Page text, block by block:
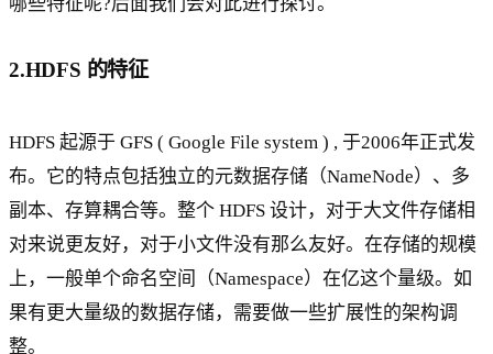
2.HDFS 的特征
HDFS 起源于 GFS ( Google File system ) , 于2006年正式发
布。它的特点包括独立的元数据存储（NameNode）、多
副本、存算耦合等。整个 HDFS 设计，对于大文件存储相
对来说更友好，对于小文件没有那么友好。在存储的规模
上，一般单个命名空间（Namespace）在亿这个量级。如
果有更大量级的数据存储，需要做一些扩展性的架构调
整。